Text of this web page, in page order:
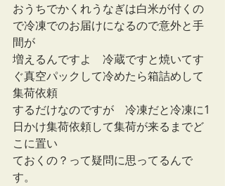
おうちでかくれうなぎは白米が付くの
で冷凍でのお届けになるので意外と手
間が
増えるんですよ　冷蔵ですと焼いてす
ぐ真空パックして冷めたら箱詰めして
集荷依頼
するだけなのですが　冷凍だと冷凍に1
日かけ集荷依頼して集荷が来るまでど
こに置い
ておくの？って疑問に思ってるんで
す。